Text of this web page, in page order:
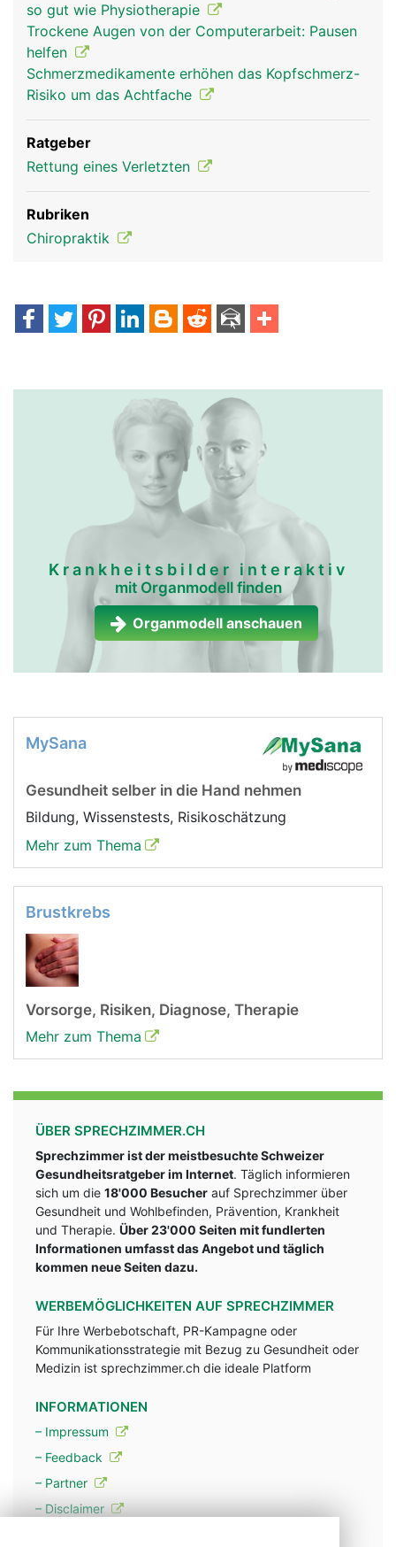
so gut wie Physiotherapie
Trockene Augen von der Computerarbeit: Pausen
helfen
Schmerzmedikamente erhöhen das Kopfschmerz-
Risiko um das Achtfache
Ratgeber
Rettung eines Verletzten
Rubriken
Chiropraktik
Krankheitsbilder interaktiv
mit Organmodell finden
Organmodell anschauen
MySana
Gesundheit selber in die Hand nehmen
Bildung, Wissenstests, Risikoschätzung
Mehr zum Thema
Brustkrebs
Vorsorge, Risiken, Diagnose, Therapie
Mehr zum Thema
ÜBER SPRECHZIMMER.CH
Sprechzimmer ist der meistbesuchte Schweizer
Gesundheitsratgeber im Internet. Täglich informieren
sich um die 18'000 Besucher auf Sprechzimmer über
Gesundheit und Wohlbefinden, Prävention, Krankheit
und Therapie. Über 23'000 Seiten mit fundlerten
Informationen umfasst das Angebot und täglich
kommen neue Seiten dazu.
WERBEMÖGLICHKEITEN AUF SPRECHZIMMER
Für Ihre Werbebotschaft, PR-Kampagne oder
Kommunikationsstrategie mit Bezug zu Gesundheit oder
Medizin ist sprechzimmer.ch die ideale Platform
INFORMATIONEN
– Impressum
– Feedback
– Partner
– Disclaimer